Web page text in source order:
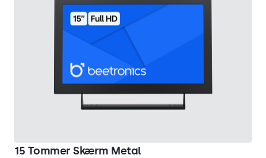
15 Tommer Skærm Metal